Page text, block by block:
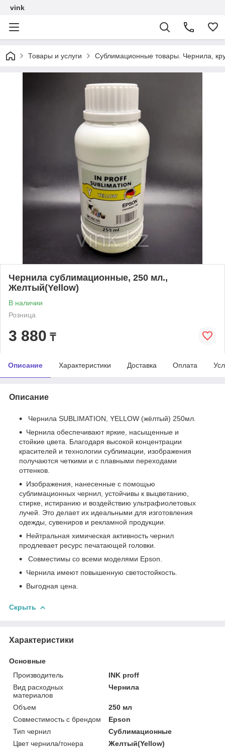
vink
Товары и услуги Сублимационные товары. Чернила,
Чернила сублимационные, 250 мл.,
Желтый(Yellow)
В наличии
Розница
3 880 ₸
Описание Характеристики Доставка Оплата
Описание
Чернила SUBLIMATION, YELLOW (жёлтый) 250мл.
Чернила обеспечивают яркие, насыщенные и
стойкие цвета. Благодаря высокой концентрации
красителей и технологии сублимации, изображения
получаются четкими и с плавными переходами
оттенков.
Изображения, нанесенные с помощью
сублимационных чернил, устойчивы к выцветанию,
стирке, истиранию и воздействию ультрафиолетовых
лучей. Это делает их идеальными для изготовления
одежды, сувениров и рекламной продукции.
Нейтральная химическая активность чернил
продлевает ресурс печатающей головки.
Совместимы со всеми моделями Epson.
Чернила имеют повышенную светостойкость.
Выгодная цена.
Скрыть
Характеристики
Основные
Производитель
INK proff
Вид расходных
материалов
Чернила
Объем
250 мл
Совместимость с брендом
Epson
Тип чернил
Сублимационные
Цвет чернила/тонера
Желтый(Yellow)